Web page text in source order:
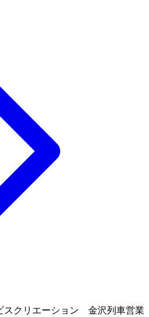
スクリエーション 金沢列車営業